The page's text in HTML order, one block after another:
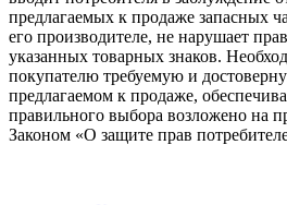
предлагаемых к продаже запасных
его производителе, не нарушает
указанных товарных знаков.
покупателю требуемую и
предлагаемом к продаже,
правильного выбора возложено на
Законом «О защите прав